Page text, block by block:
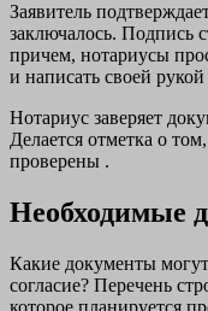
Заявитель
заключалось. Подпись
причем, нотариусы
и написать своей
Нотариус заверяет
Делается отметка о
проверены .
Необходимые
Какие документы
согласие? Перечень